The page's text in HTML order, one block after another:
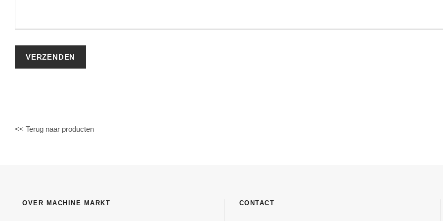
<< Terug naar producten
OVER MACHINE MARKT CONTACT